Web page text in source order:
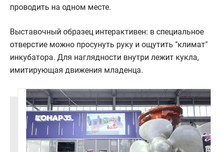
проводить на одном месте.
Выставочный образец интерактивен: в специальное
отверстие можно просунуть руку и ощутить "климат"
инкубатора. Для наглядности внутри лежит кукла,
имитирующая движения младенца.